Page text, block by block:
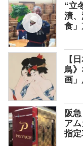
“立
漬
食
【
鳥
画
阪
ア
指定